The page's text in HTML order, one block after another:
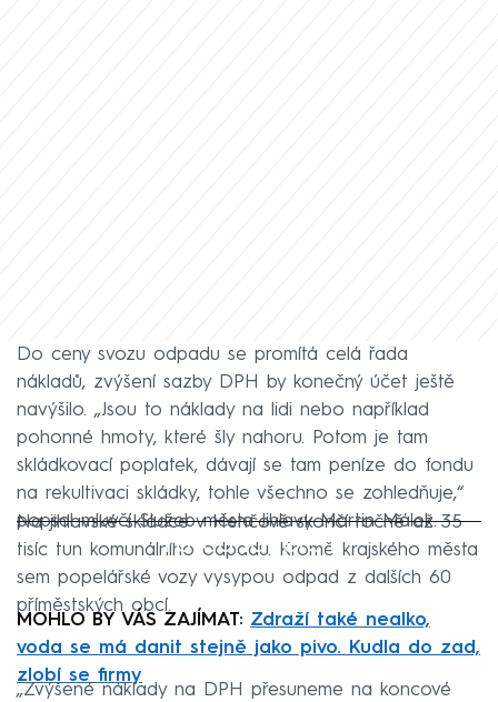
Do ceny svozu odpadu se promítá celá řada
nákladů, zvýšení sazby DPH by konečný účet ještě
navýšilo. „Jsou to náklady na lidi nebo například
pohonné hmoty, které šly nahoru. Potom je tam
skládkovací poplatek, dávají se tam peníze do fondu
na rekultivaci skládky, tohle všechno se zohledňuje,“
popsal mluvčí Služeb města Jihlavy Martin Málek.
Failed to fetch
Na jihlavské skládce v Henčově skončí ročně až 35
tisíc tun komunálního odpadu. Kromě krajského města
sem popelářské vozy vysypou odpad z dalších 60
příměstských obcí.
MOHLO BY VÁS ZAJÍMAT: Zdraží také nealko,
voda se má danit stejně jako pivo. Kudla do zad,
zlobí se firmy
„Zvýšené náklady na DPH přesuneme na koncové